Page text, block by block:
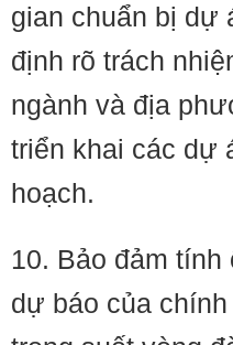
gian chuẩn bị dự
định rõ trách
ngành và địa
triển khai các dự
hoạch.
10. Bảo đảm tính
dự báo của